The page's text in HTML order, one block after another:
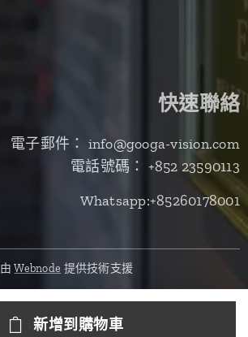
新增到購物車
快速聯絡
電子郵件： info@googa-vision.com
電話號碼： +852 23590113
Whatsapp:+85260178001
由Webnode 提供技術支援